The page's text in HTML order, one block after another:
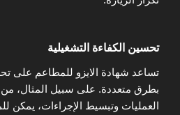
تحسين الكفاءة التشغيلية
تساعد شهادة الايزو للمطاعم على
بطرق متعددة. على سبيل المثال،
العمليات وتبسيط الإجراءات، يمكن